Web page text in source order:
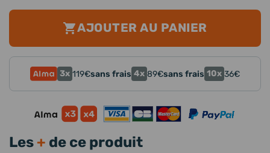
Les+ de ce produit
AJOUTER AU PANIER
3x 119€sans frais 4x 89€sans frais 10x 36€